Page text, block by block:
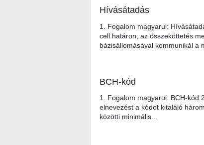
Hívásátadás
1. Fogalom magyarul:
cell határon, az összeköttetés
bázisállomásával kommunikál a
BCH-kód
1. Fogalom magyarul: BCH-kód
elnevezést a kódot kitaláló
közötti minimális...